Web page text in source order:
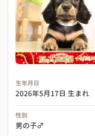
生年月日
2026年5月17日 生まれ
性別
男の子♂